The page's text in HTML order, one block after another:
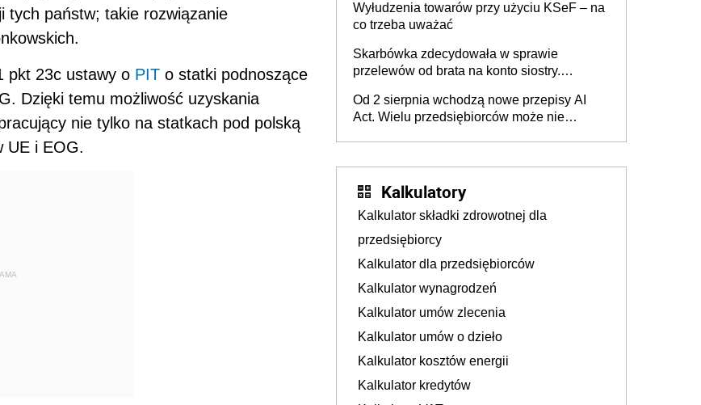
tych państw; takie rozwiązanie
pkt 23c ustawy o PIT o statki podnoszące
Dzięki temu możliwość uzyskania
nie tylko na statkach pod polską
UE i EOG.
Wyłudzenia towarów przy użyciu KSeF – na
co trzeba uważać
Skarbówka zdecydowała w sprawie
przelewów od brata na konto siostry.
darowizna, ale podatku jednak nie będzie
Od 2 sierpnia wchodzą nowe przepisy AI
Act. Wielu przedsiębiorców może nie
Kalkulatory
Kalkulator składki zdrowotnej dla
przedsiębiorcy
Kalkulator dla przedsiębiorców
Kalkulator wynagrodzeń
Kalkulator umów zlecenia
Kalkulator umów o dzieło
Kalkulator kosztów energii
Kalkulator kredytów